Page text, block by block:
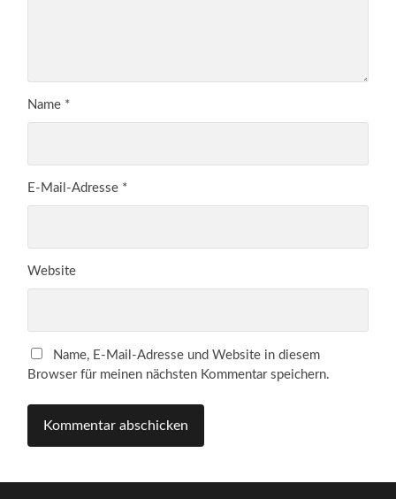
Name *
E-Mail-Adresse *
Website
Name, E-Mail-Adresse und Website in diesem
Browser für meinen nächsten Kommentar speichern.